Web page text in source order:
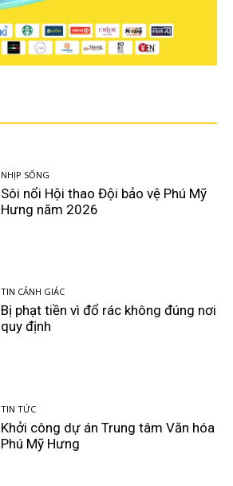
NHỊP SỐNG
Sôi nổi Hội thao Đội bảo vệ Phú Mỹ
Hưng năm 2026
TIN CẢNH GIÁC
Bị phạt tiền vì đổ rác không đúng nơi
quy định
TIN TỨC
Khởi công dự án Trung tâm Văn hóa
Phú Mỹ Hưng